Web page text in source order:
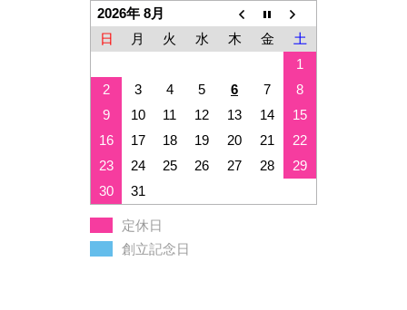
2026年 8月
日
月 火 水 木 金
土
1
2
3 4 5 6 7
8
9
10 11 12 13 14
15
16
17 18 19 20 21
22
23
24 25 26 27 28
29
30
31
定休日
創立記念日